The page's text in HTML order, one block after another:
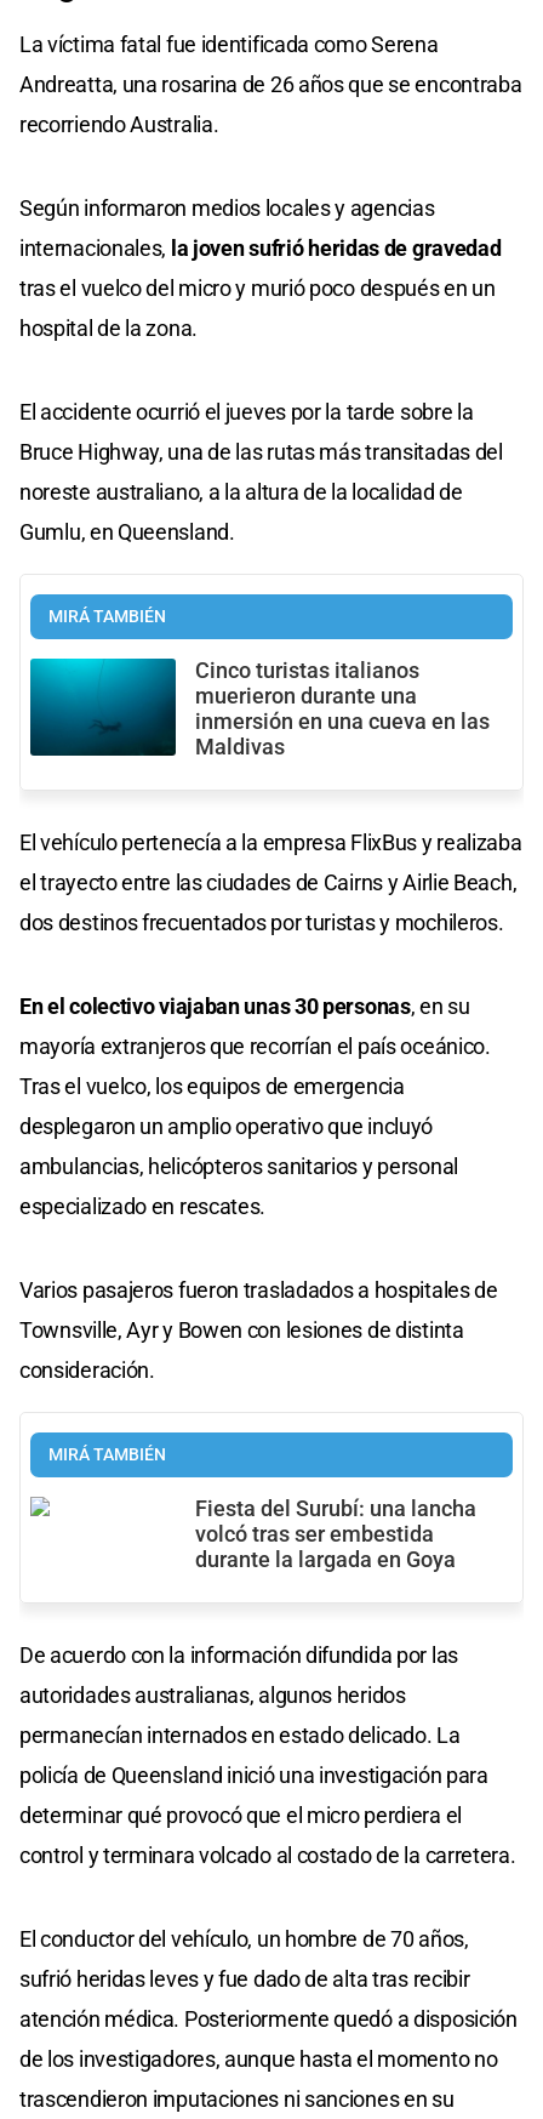
La víctima fatal fue identificada como Serena
Andreatta, una rosarina de 26 años que se encontraba
recorriendo Australia.
Según informaron medios locales y agencias
internacionales, la joven sufrió heridas de gravedad
tras el vuelco del micro y murió poco después en un
hospital de la zona.
El accidente ocurrió el jueves por la tarde sobre la
Bruce Highway, una de las rutas más transitadas del
noreste australiano, a la altura de la localidad de
Gumlu, en Queensland.
MIRÁ TAMBIÉN
Cinco turistas italianos
muerieron durante una
inmersión en una cueva en las
Maldivas
El vehículo pertenecía a la empresa FlixBus y realizaba
el trayecto entre las ciudades de Cairns y Airlie Beach,
dos destinos frecuentados por turistas y mochileros.
En el colectivo viajaban unas 30 personas, en su
mayoría extranjeros que recorrían el país oceánico.
Tras el vuelco, los equipos de emergencia
desplegaron un amplio operativo que incluyó
ambulancias, helicópteros sanitarios y personal
especializado en rescates.
Varios pasajeros fueron trasladados a hospitales de
Townsville, Ayr y Bowen con lesiones de distinta
consideración.
MIRÁ TAMBIÉN
Fiesta del Surubí: una lancha
volcó tras ser embestida
durante la largada en Goya
De acuerdo con la información difundida por las
autoridades australianas, algunos heridos
permanecían internados en estado delicado. La
policía de Queensland inició una investigación para
determinar qué provocó que el micro perdiera el
control y terminara volcado al costado de la carretera.
El conductor del vehículo, un hombre de 70 años,
sufrió heridas leves y fue dado de alta tras recibir
atención médica. Posteriormente quedó a disposición
de los investigadores, aunque hasta el momento no
trascendieron imputaciones ni sanciones en su